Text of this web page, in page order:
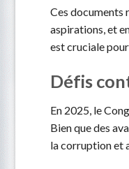
Ces documents
aspirations, et
est cruciale
Défis
En 2025, le
Bien que des
la corruption et